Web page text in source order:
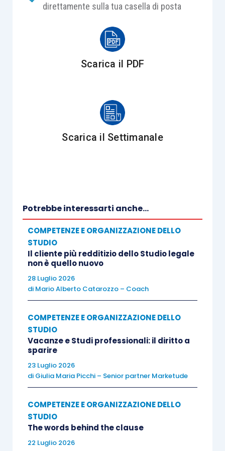
direttamente sulla tua casella di posta
Scarica il PDF
Scarica il Settimanale
Potrebbe interessarti anche...
COMPETENZE E ORGANIZZAZIONE DELLO
STUDIO
Il cliente più redditizio dello Studio legale
non è quello nuovo
28 Luglio 2026
di Mario Alberto Catarozzo – Coach
COMPETENZE E ORGANIZZAZIONE DELLO
STUDIO
Vacanze e Studi professionali: il diritto a
sparire
23 Luglio 2026
di Giulia Maria Picchi – Senior partner Marketude
COMPETENZE E ORGANIZZAZIONE DELLO
STUDIO
The words behind the clause
22 Luglio 2026